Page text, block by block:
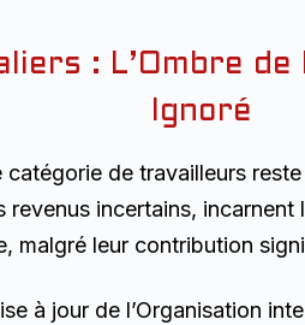
: L’Ombre
Ignoré
de travailleurs
incertains,
leur contribution
à jour de l’Organisation